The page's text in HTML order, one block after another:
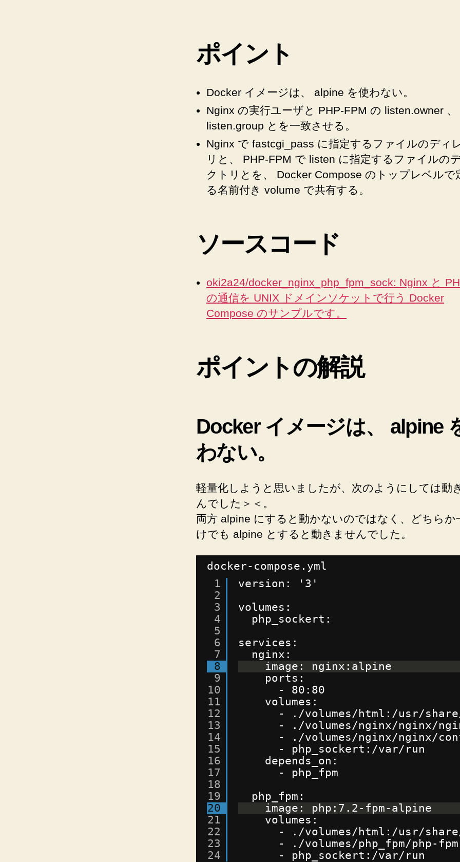
ッ
ト
っ
た
シ
き
ま
ポイント
Docker イメージは、 alpine を使わない。
Nginx の実行ユーザと PHP-FPM の listen.owner 、
listen.group とを一致させる。
Nginx で fastcgi_pass に指定するファイルのディ
リと、 PHP-FPM で listen に指定するファイルの
クトリとを、 Docker Compose のトップレベルで
る名前付き volume で共有する。
ソースコード
oki2a24/docker_nginx_php_fpm_sock: Nginx と
の通信を UNIX ドメインソケットで行う Docker
Compose のサンプルです。
ポイントの解説
Docker イメージは、 alpine
わない。
軽量化しようと思いましたが、次のようにしては動
んでした＞＜。
両方 alpine にすると動かないのではなく、どちらか
けでも alpine とすると動きませんでした。
docker-compose.yml
1
2
3
4
5
6
7
8
9
10
11
12
13
14
15
16
17
18
19
20
21
22
23
24
version: '3'
volumes:
php_sockert:
services:
nginx:
image: nginx:alpine
ports:
- 80:80
volumes:
- ./volumes/html:/usr/
- ./volumes/nginx/nginx/
- ./volumes/nginx/nginx/
- php_sockert:/var/run
depends_on:
- php_fpm
php_fpm:
image: php:7.2-fpm-alpine
volumes:
- ./volumes/html:/usr/
- ./volumes/php_fpm/php-
- php_sockert:/var/run